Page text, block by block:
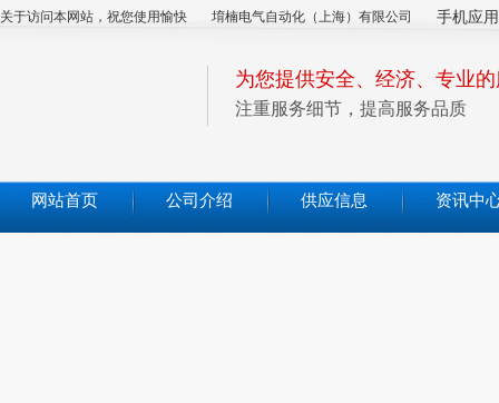
关于访问本网站，祝您使用愉快 堉楠电气自动化（上海）有限公司 手机应用
为您提供安全、经济、专业
注重服务细节，提高服务品质
网站首页 公司介绍 供应信息 资讯中